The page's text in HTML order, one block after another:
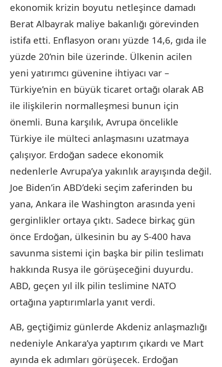
ekonomik krizin boyutu netleşince damadı
Berat Albayrak maliye bakanlığı görevinden
istifa etti. Enflasyon oranı yüzde 14,6, gıda ile
yüzde 20’nin bile üzerinde. Ülkenin acilen
yeni yatırımcı güvenine ihtiyacı var –
Türkiye’nin en büyük ticaret ortağı olarak AB
ile ilişkilerin normalleşmesi bunun için
önemli. Buna karşılık, Avrupa öncelikle
Türkiye ile mülteci anlaşmasını uzatmaya
çalışıyor. Erdoğan sadece ekonomik
nedenlerle Avrupa’ya yakınlık arayışında değil.
Joe Biden’in ABD’deki seçim zaferinden bu
yana, Ankara ile Washington arasında yeni
gerginlikler ortaya çıktı. Sadece birkaç gün
önce Erdoğan, ülkesinin bu ay S-400 hava
savunma sistemi için başka bir pilin teslimatı
hakkında Rusya ile görüşeceğini duyurdu.
ABD, geçen yıl ilk pilin teslimine NATO
ortağına yaptırımlarla yanıt verdi.
AB, geçtiğimiz günlerde Akdeniz anlaşmazlığı
nedeniyle Ankara’ya yaptırım çıkardı ve Mart
ayında ek adımları görüşecek. Erdoğan